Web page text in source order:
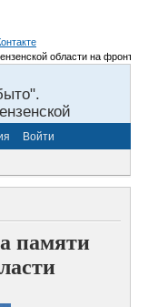
области на фронты
Войти
памяти